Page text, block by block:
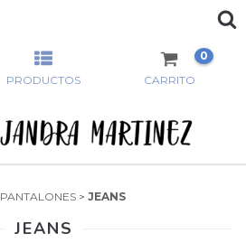
PRODUCTOS CARRITO
0
PANTALONES > JEANS
JEANS